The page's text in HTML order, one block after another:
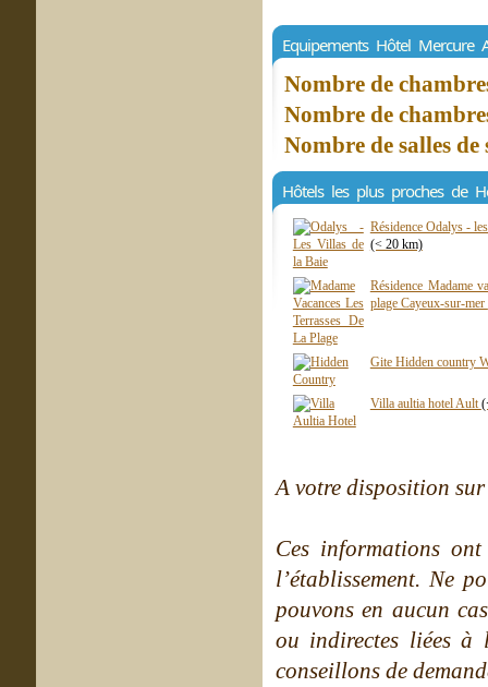
Equipements Hôtel Mercure
Nombre de
Nombre de
Nombre de salles
Hôtels les plus proches de
Résidence Odalys -
(< 20 km)
Résidence Madame
plage Cayeux-sur-mer
Gite Hidden country
Villa aultia hotel Ault
A votre disposition
Ces informations
l’établissement. Ne
pouvons en aucun
ou indirectes liées à
conseillons de